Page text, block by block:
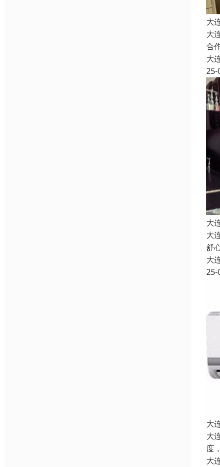
大
大
合
大
25-
大
大
舒
大
25-
大
大
度
大